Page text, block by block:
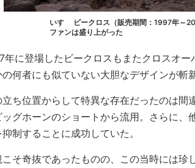
いすゞ ビークロス（販売期間：1997年～
ファンは盛り上がった
に登場したビークロスもまたクロスオ
の何者にも似ていない大胆なデザインが斬
ち位置からして特異な存在だったのは間
グホーンのショートから流用。さらに、
制することに成功していた。
そ奇抜であったものの、この当時には珍